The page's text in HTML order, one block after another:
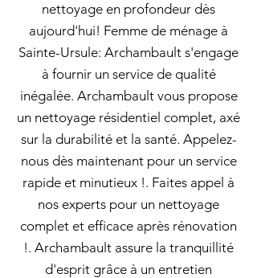
nettoyage en profondeur dès
aujourd'hui! Femme de ménage à
Sainte-Ursule: Archambault s'engage
à fournir un service de qualité
inégalée. Archambault vous propose
un nettoyage résidentiel complet, axé
sur la durabilité et la santé. Appelez-
nous dès maintenant pour un service
rapide et minutieux !. Faites appel à
nos experts pour un nettoyage
complet et efficace après rénovation
!. Archambault assure la tranquillité
d'esprit grâce à un entretien